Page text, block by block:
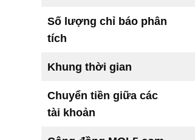
Số lượng chỉ báo phân
tích
Khung thời gian
Chuyển tiền giữa các
tài khoản